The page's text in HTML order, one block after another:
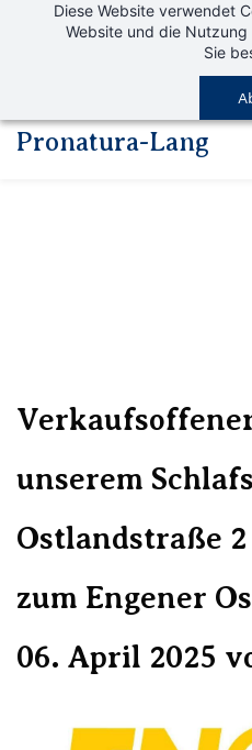
Diese Website verwendet
Website und die
Sie
Pronatura-Lang
unserem
Ostlandstraße 2
zum Engener
06. April 2025